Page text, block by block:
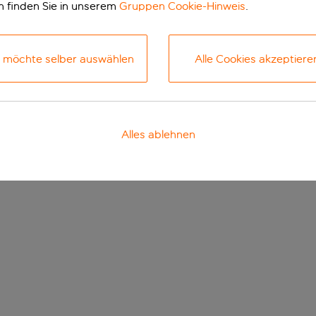
finden Sie in unserem Gruppen Cookie-Hinweis.
möchte selber auswählen Alle Cookies
Alles ablehnen